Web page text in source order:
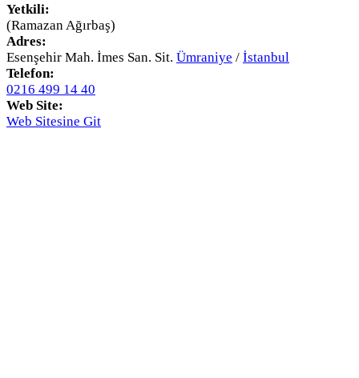
Yetkili:
(Ramazan Ağırbaş)
Adres:
Esenşehir Mah. İmes San. Sit. Ümraniye / İstanbul
Telefon:
0216 499 14 40
Web Site:
Web Sitesine Git